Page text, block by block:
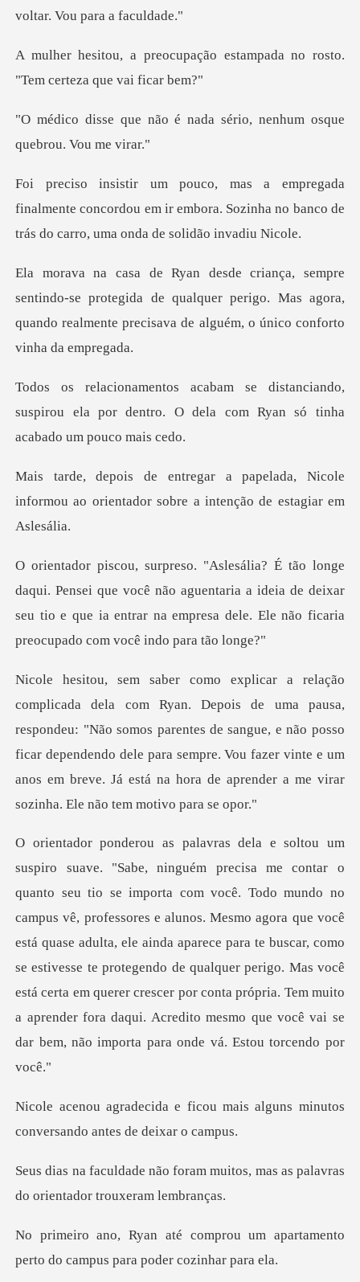
ção estampada no rosto.
"Tem
é nada sério, nenhum osq
lmente concordou em ir embora. Sozinha no banco de
e protegida de qualquer perigo. Mas agora,
quando realmente
iando,
suspirou ela por dentro. O dela com
ada, Nicole
informou ao orientador sob
que você não aguentaria a ideia de deixar
seu tio e que ia entrar na
ondeu: "Não somos parentes de sangue, e não posso
ficar dependendo dele para sempre. Vou fazer vinte
rofessores e alunos. Mesmo agora que você
está quase adulta, ele ainda aparece para te buscar, como
se estivesse te protegendo de qualquer perigo. Mas você
está ce
ou mais alguns minutos
convers
m muitos, mas as palavras
do or
ou um apartamento
perto do camp